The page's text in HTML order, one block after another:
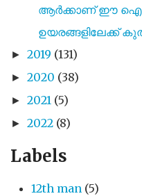
ആർക്കാണ് ഈ ഐ
ഉയരങ്ങളിലേക്ക്
► 2019 (131)
► 2020 (38)
► 2021 (5)
► 2022 (8)
Labels
12th man (5)